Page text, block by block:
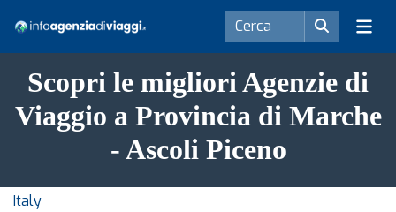
Scopri le migliori Agenzie di
Viaggio a Provincia di Marche
- Ascoli Piceno
Italy